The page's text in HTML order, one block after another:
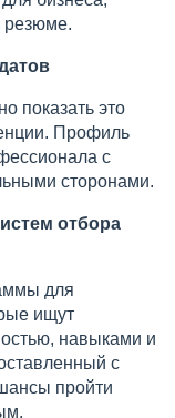
резюме.
показать это
Профиль
с
сторонами.
отбора
для
ищут
навыками и
с
пройти